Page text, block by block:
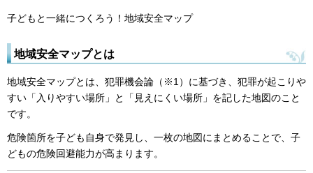
子どもと一緒につくろう！地域安全マップ
地域安全マップとは
地域安全マップとは、犯罪機会論（※1）に基づき、犯罪が起こりや
すい「入りやすい場所」と「見えにくい場所」を記した地図のこと
です。
危険箇所を子ども自身で発見し、一枚の地図にまとめることで、子
どもの危険回避能力が高まります。